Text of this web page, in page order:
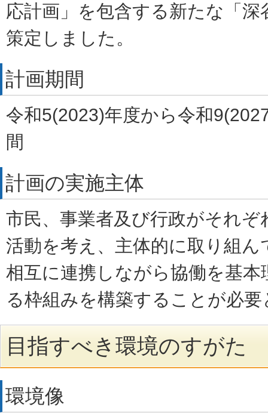
応計画」を包含する新たな「深
策定しました。
計画期間
令和5(2023)年度から令和
間
計画の実施主体
市民、事業者及び行政がそれ
活動を考え、主体的に取り組
相互に連携しながら協働を基
る枠組みを構築することが必
目指すべき環境のすがた
環境像